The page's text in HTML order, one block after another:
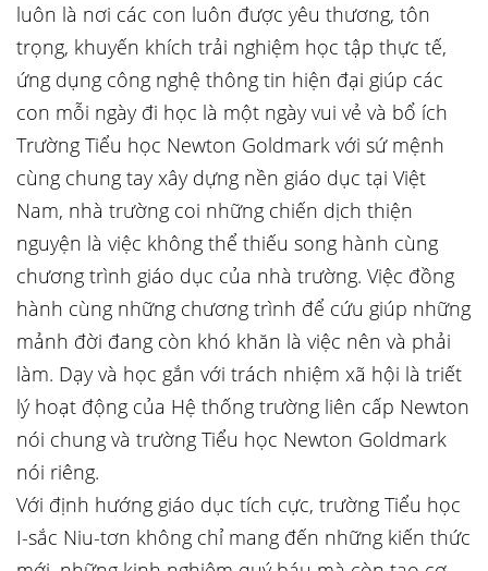
luôn là nơi các con luôn được yêu thương, tôn
trọng, khuyến khích trải nghiệm học tập thực tế,
ứng dụng công nghệ thông tin hiện đại giúp các
con mỗi ngày đi học là một ngày vui vẻ và bổ ích
Trường Tiểu học Newton Goldmark với sứ mệnh
cùng chung tay xây dựng nền giáo dục tại Việt
Nam, nhà trường coi những chiến dịch thiện
nguyện là việc không thể thiếu song hành cùng
chương trình giáo dục của nhà trường. Việc đồng
hành cùng những chương trình để cứu giúp những
mảnh đời đang còn khó khăn là việc nên và phải
làm. Dạy và học gắn với trách nhiệm xã hội là triết
lý hoạt động của Hệ thống trường liên cấp Newton
nói chung và trường Tiểu học Newton Goldmark
nói riêng.
Với định hướng giáo dục tích cực, trường Tiểu học
I-sắc Niu-tơn không chỉ mang đến những kiến thức